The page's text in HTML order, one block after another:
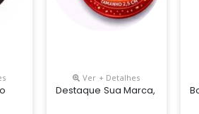
E Fecho De Alfinete Está
Ver + Detalhes
Destaque Sua Marca, Evento